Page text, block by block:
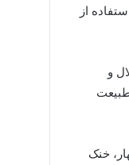
از
و
طبیعت
خنک